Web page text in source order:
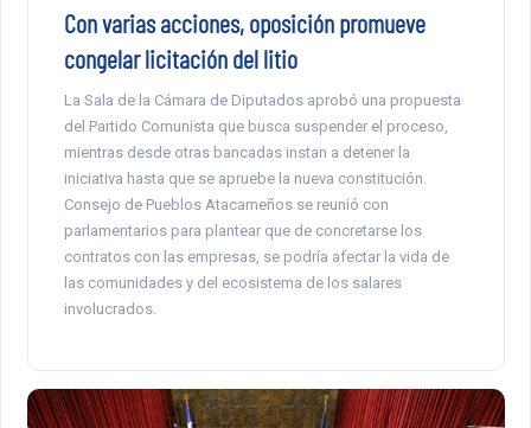
Con varias acciones, oposición promueve
congelar licitación del litio
La Sala de la Cámara de Diputados aprobó una propuesta
del Partido Comunista que busca suspender el proceso,
mientras desde otras bancadas instan a detener la
iniciativa hasta que se apruebe la nueva constitución.
Consejo de Pueblos Atacameños se reunió con
parlamentarios para plantear que de concretarse los
contratos con las empresas, se podría afectar la vida de
las comunidades y del ecosistema de los salares
involucrados.